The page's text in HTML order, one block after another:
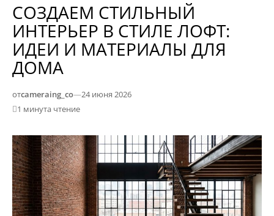
СОЗДАЕМ СТИЛЬНЫЙ
ИНТЕРЬЕР В СТИЛЕ ЛОФТ:
ИДЕИ И МАТЕРИАЛЫ ДЛЯ
ДОМА
отcameraing_co—24 июня 2026
1 минута чтение